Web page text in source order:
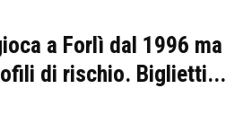
a Forlì dal 1996 ma
di rischio. Biglietti...